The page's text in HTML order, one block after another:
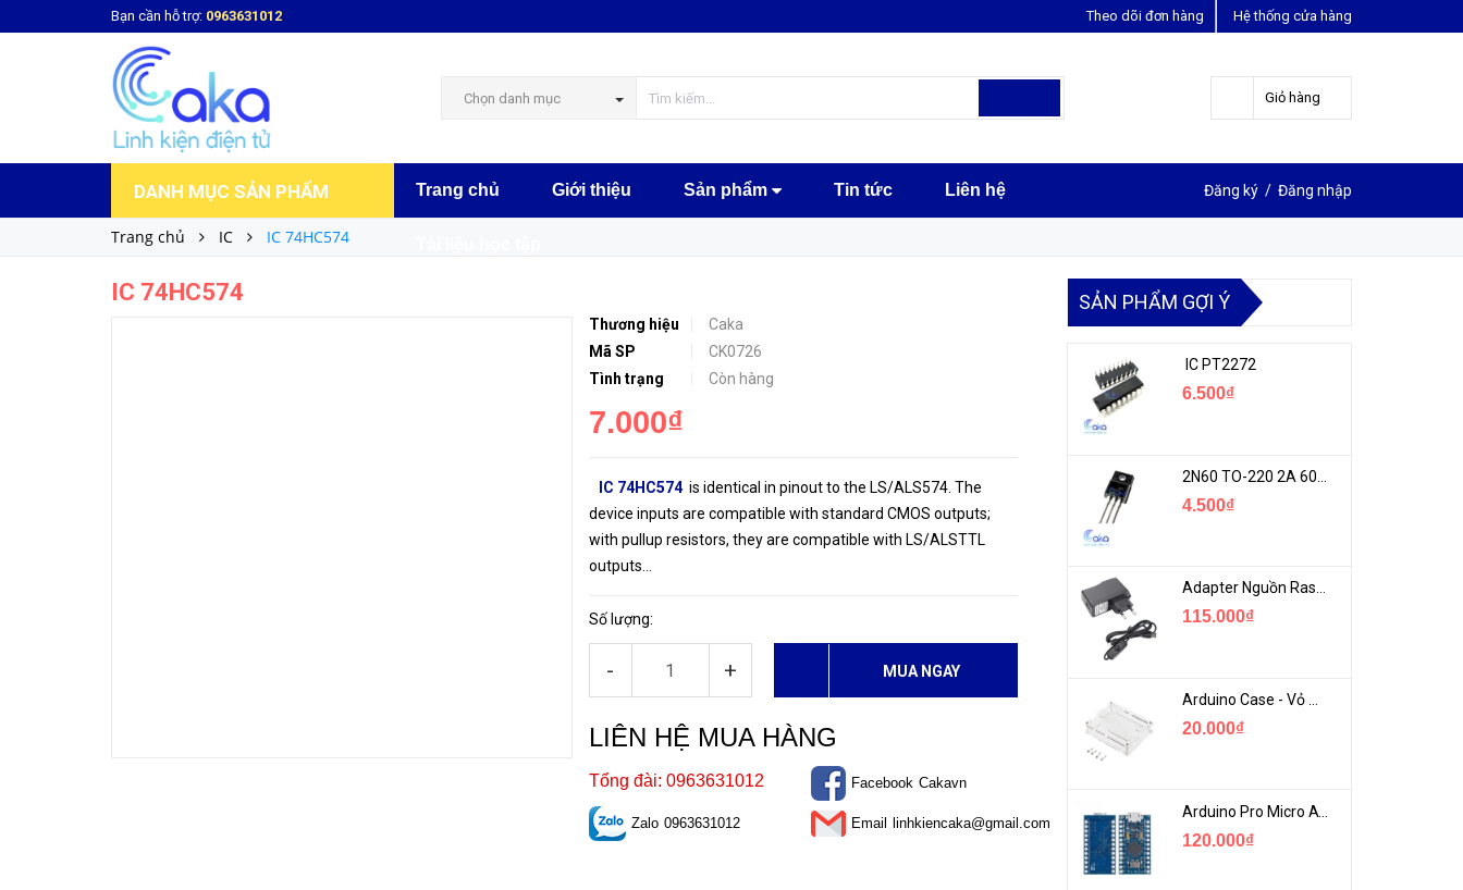
Bạn cần hỗ trợ: 0963631012 Hệ thống cửa hàng
Theo dõi đơn hàng
Chọn danh mục Giỏ hàng
DANH MỤC SẢN PHẨM Trang chủ Giới thiệu Sản phẩm Tin tức Liên hệ Đăng ký / Đăng nhập
Trang chủ IC IC 74HC574
IC 74HC574
Thương hiệu
Caka
Mã SP
CK0726
Tình trạng
Còn hàng
7.000₫
IC 74HC574is identical in pinout to the LS/ALS574. The
device inputs are compatible with standard CMOS outputs;
with pullup resistors, they are compatible with LS/ALSTTL
outputs...
Số lượng:
- + MUA NGAY
LIÊN HỆ MUA HÀNG
Tổng đài: 0963631012
Zalo 0963631012
Facebook Cakavn
Email linhkiencaka@gmail.com
IC 74HC574
MUA NGAY LIÊN HỆ ĐẶT HÀNG
SẢN PHẨM GỢI Ý
IC PT2272
6.500₫
4.500₫
Adapter Nguồn Raspberry 5V 2.5A - USB Micro Có Công Tắc
115.000₫
20.000₫
Arduino Pro Micro ATmega32U4 USB Mini
120.000₫